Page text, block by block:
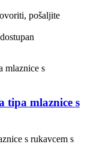
pošaljite
tipa mlaznice s
s rukavcem s